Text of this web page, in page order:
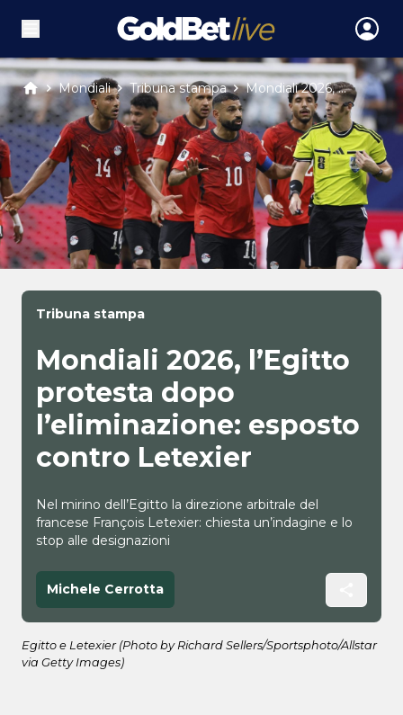
Mondiali Tribuna stampa Mondiali 2026, ...
Tribuna stampa
Mondiali 2026, l’Egitto
protesta dopo
l’eliminazione: esposto
contro Letexier
Nel mirino dell’Egitto la direzione arbitrale del
francese François Letexier: chiesta un’indagine e lo
stop alle designazioni
Michele Cerrotta
Egitto e Letexier (Photo by Richard Sellers/Sportsphoto/Allstar
via Getty Images)